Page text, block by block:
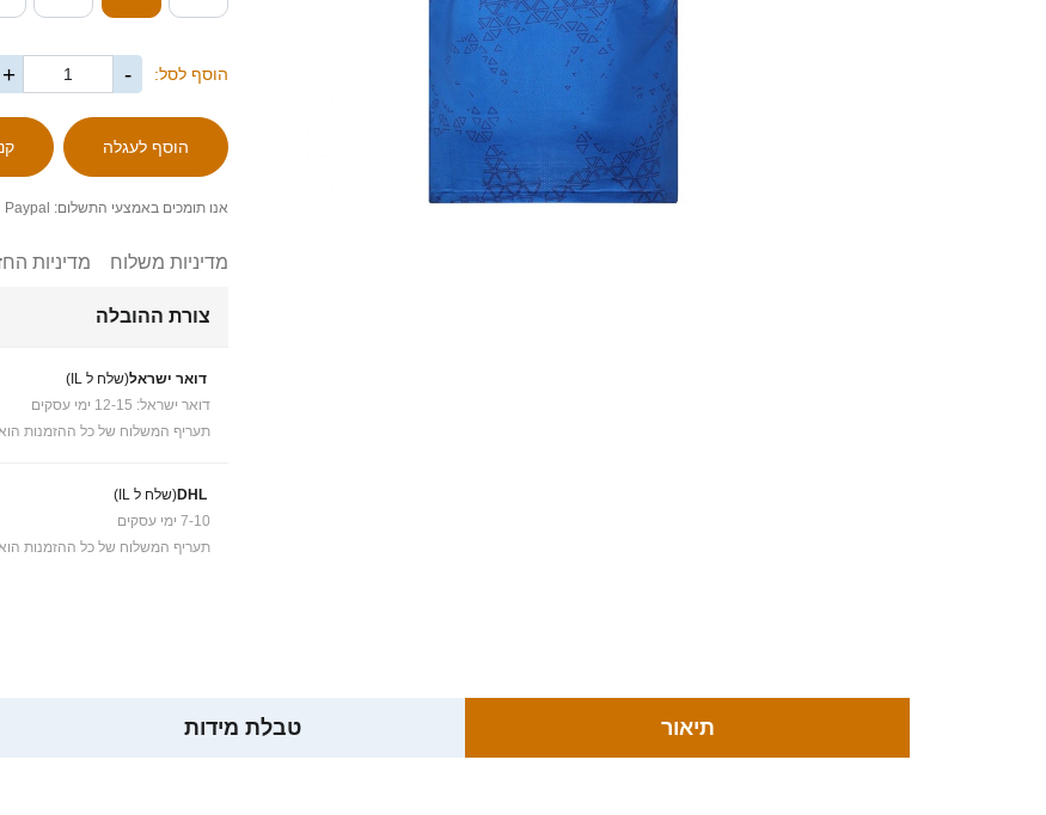
הוסף לסל: -
+
אנו תומכים באמצעי התשלום: Paypal
מדיניות משלוח מדיניות
צורת ההובלה
דואר ישראל(שלח ל IL)
דואר ישראל: 12-15 ימי עסקים
תעריף המשלוח של כל ההזמנות
DHL(שלח ל IL)
7-10 ימי עסקים
תעריף המשלוח של כל ההזמנות הוא
תיאור טבלת מידות